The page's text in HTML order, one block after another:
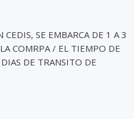
SE EMBARCA DE 1 A 3
COMRPA / EL TIEMPO DE
DE TRANSITO DE